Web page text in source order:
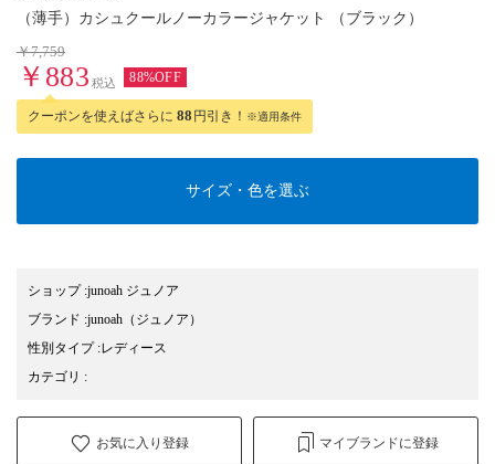
（薄手）カシュクールノーカラージャケット （ブラック）
￥7,759
￥883 税込 88%OFF
クーポンを使えばさらに 88 円引き！ ※適用条件
サイズ・色を選ぶ
ショップ:junoah ジュノア
ブランド :junoah （ジュノア）
性別タイプ:レディース
カテゴリ :
お気に入り登録 マイブランドに登録